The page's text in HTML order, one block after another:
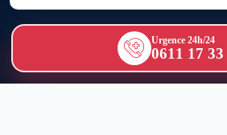
Bir Jdid
Copyright © 1986 - 2026SOS
Politique relative aux cookies|
Urgence 24h/24
0611 17 33